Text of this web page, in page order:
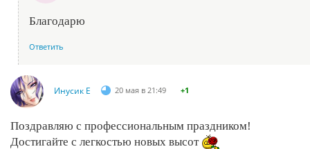
Благодарю
Ответить
Инусик Е 20 мая в 21:49 +1
Поздравляю с профессиональным праздником!
Достигайте с легкостью новых высот